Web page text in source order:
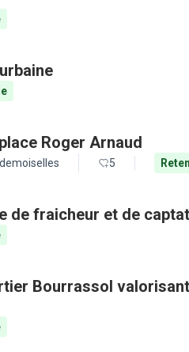
Roger Arnaud
5
de fraicheur et de
Bourrassol